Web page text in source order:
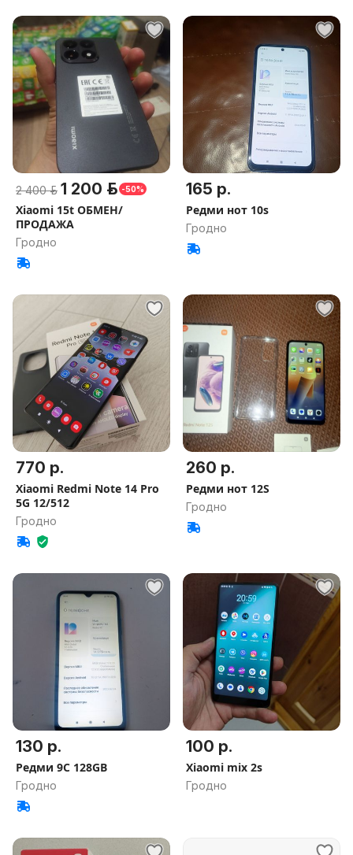
2 400 р. 1 200 р. -50%
Xiaomi 15t ОБМЕН/
ПРОДАЖА
Гродно
165 р.
Редми нот 10s
Гродно
770 р.
Xiaomi Redmi Note 14 Pro
5G 12/512
Гродно
260 р.
Редми нот 12S
Гродно
130 р.
Редми 9С 128GB
Гродно
100 р.
Xiaomi mix 2s
Гродно